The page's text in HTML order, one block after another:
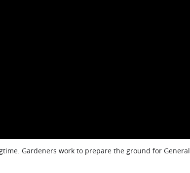
Gardeners work to prepare the ground for General